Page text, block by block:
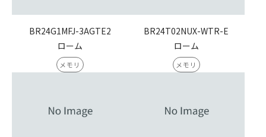
BR24G1MFJ-3AGTE2
ローム
メモリ
BR24T02NUX-WTR-E
ローム
メモリ